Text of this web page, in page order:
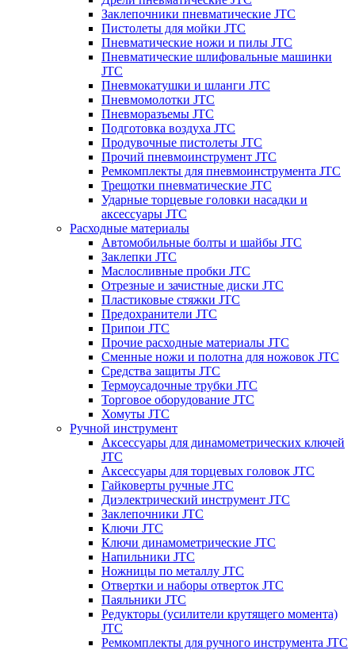
Заклепочники пневматические JTC
Пистолеты для мойки JTC
Пневматические ножи и пилы JTC
Пневматические шлифовальные машинки
JTC
Пневмокатушки и шланги JTC
Пневмомолотки JTC
Пневморазъемы JTC
Подготовка воздуха JTC
Продувочные пистолеты JTC
Прочий пневмоинструмент JTC
Ремкомплекты для пневмоинструмента JTC
Трещотки пневматические JTC
Ударные торцевые головки насадки и
аксессуары JTC
Расходные материалы
Автомобильные болты и шайбы JTC
Заклепки JTC
Маслосливные пробки JTC
Отрезные и зачистные диски JTC
Пластиковые стяжки JTC
Предохранители JTC
Припои JTC
Прочие расходные материалы JTC
Сменные ножи и полотна для ножовок JTC
Средства защиты JTC
Термоусадочные трубки JTC
Торговое оборудование JTC
Хомуты JTC
Ручной инструмент
Аксессуары для динамометрических ключей
JTC
Аксессуары для торцевых головок JTC
Гайковерты ручные JTC
Диэлектрический инструмент JTC
Заклепочники JTC
Ключи JTC
Ключи динамометрические JTC
Напильники JTC
Ножницы по металлу JTC
Отвертки и наборы отверток JTC
Паяльники JTC
Редукторы (усилители крутящего момента)
JTC
Ремкомплекты для ручного инструмента JTC